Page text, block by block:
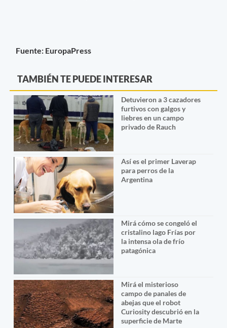
Fuente: EuropaPress
TAMBIÉN TE PUEDE INTERESAR
Detuvieron a 3 cazadores
furtivos con galgos y
liebres en un campo
privado de Rauch
Así es el primer Laverap
para perros de la
Argentina
Mirá cómo se congeló el
cristalino lago Frías por
la intensa ola de frío
patagónica
Mirá el misterioso
campo de panales de
abejas que el robot
Curiosity descubrió en la
superficie de Marte